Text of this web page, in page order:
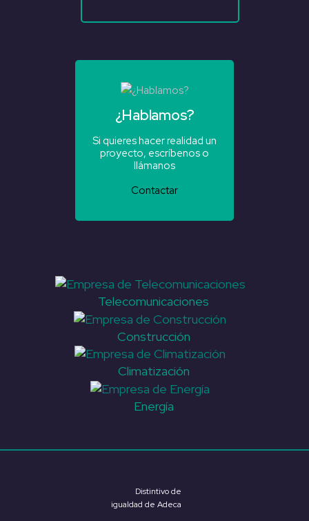
¿Hablamos?
Si quieres hacer realidad un
proyecto, escríbenos o
llámanos
Contactar
Telecomunicaciones
Construcción
Climatización
Energía
Distintivo de
igualdad de Adeca